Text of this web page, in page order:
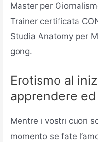
Master per
Trainer certificata
Studia Anatomy per
gong.
Erotismo al
apprendere
Mentre i vostri cuori
momento se fate